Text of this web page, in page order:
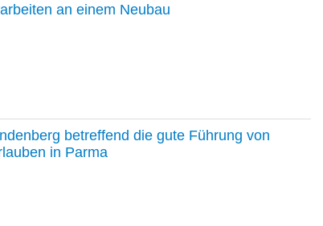
an einem Neubau
betreffend die gute Führung von
in Parma